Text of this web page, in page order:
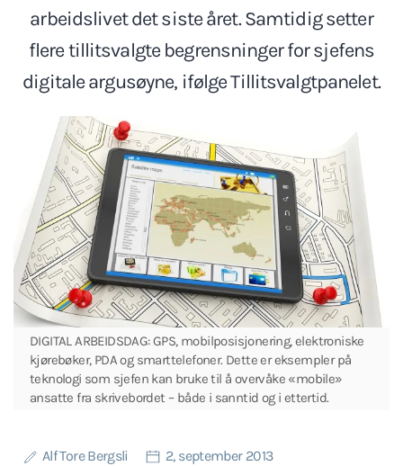
arbeidslivet det siste året. Samtidig setter
flere tillitsvalgte begrensninger for sjefens
digitale argusøyne, ifølge Tillitsvalgtpanelet.
DIGITAL ARBEIDSDAG: GPS, mobilposisjonering, elektroniske
kjørebøker, PDA og smarttelefoner. Dette er eksempler på
teknologi som sjefen kan bruke til å overvåke «mobile»
ansatte fra skrivebordet – både i sanntid og i ettertid.
Alf Tore Bergsli
2, september 2013